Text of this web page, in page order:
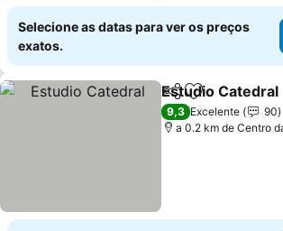
Selecione as datas para ver os preços
exatos.
PartilharAdicionar
Estudio Catedral
9,3 Excelente
90
a 0.2 km de Centro